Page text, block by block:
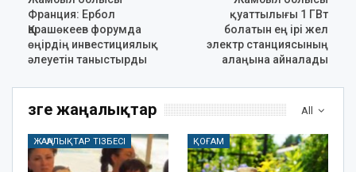
Франция: Ербол
Қарашөкеев форумда
өңірдің инвестициялық
әлеуетін таныстырды
қуаттылығы 1 ГВт
болатын ең ірі жел
электр станциясының
алаңына айналады
All
Өзге жаңалықтар
ЖАҢАЛЫҚТАР ТІЗБЕСІ ҚОҒАМ